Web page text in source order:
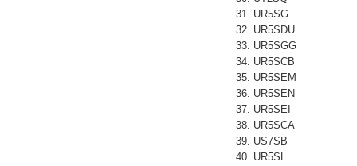
31. UR5SG
32. UR5SDU
33. UR5SGG
34. UR5SCB
35. UR5SEM
36. UR5SEN
37. UR5SEI
38. UR5SCA
39. US7SB
40. UR5SL